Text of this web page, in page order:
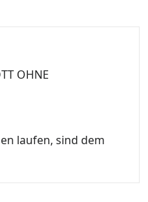
OHNE
laufen, sind dem